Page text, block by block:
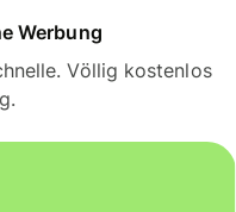
Werbung
Völlig kostenlos